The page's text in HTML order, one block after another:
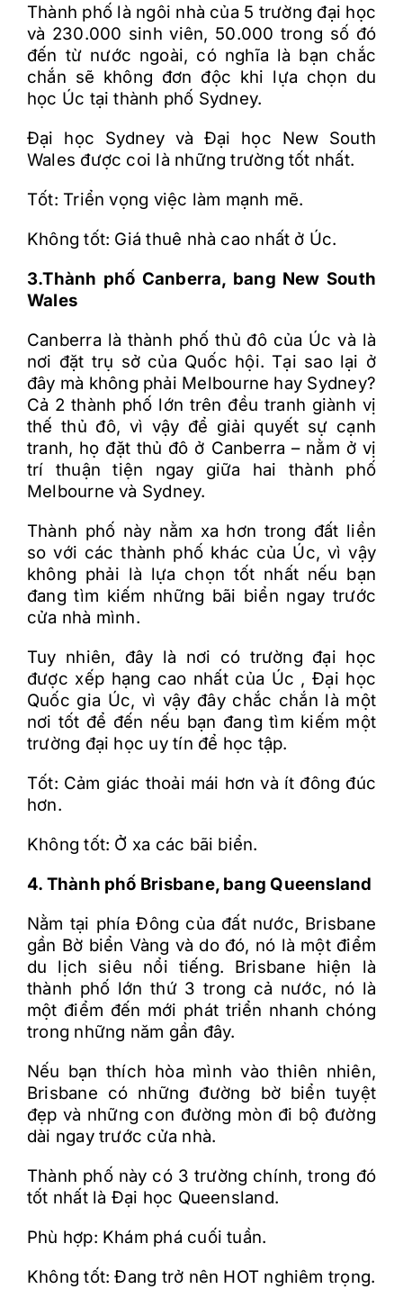
Thành phố là ngôi nhà của 5 trường đại học
và 230.000 sinh viên, 50.000 trong số đó
đến từ nước ngoài, có nghĩa là bạn chắc
chắn sẽ không đơn độc khi lựa chọn du
học Úc tại thành phố Sydney.
Đại học Sydney và Đại học New South
Wales được coi là những trường tốt nhất.
Tốt: Triển vọng việc làm mạnh mẽ.
Không tốt: Giá thuê nhà cao nhất ở Úc.
3.Thành phố Canberra, bang New South
Wales
Canberra là thành phố thủ đô của Úc và là
nơi đặt trụ sở của Quốc hội. Tại sao lại ở
đây mà không phải Melbourne hay Sydney?
Cả 2 thành phố lớn trên đều tranh giành vị
thế thủ đô, vì vậy để giải quyết sự cạnh
tranh, họ đặt thủ đô ở Canberra – nằm ở vị
trí thuận tiện ngay giữa hai thành phố
Melbourne và Sydney.
Thành phố này nằm xa hơn trong đất liền
so với các thành phố khác của Úc, vì vậy
không phải là lựa chọn tốt nhất nếu bạn
đang tìm kiếm những bãi biển ngay trước
cửa nhà mình.
Tuy nhiên, đây là nơi có trường đại học
được xếp hạng cao nhất của Úc , Đại học
Quốc gia Úc, vì vậy đây chắc chắn là một
nơi tốt để đến nếu bạn đang tìm kiếm một
trường đại học uy tín để học tập.
Tốt: Cảm giác thoải mái hơn và ít đông đúc
hơn.
Không tốt: Ở xa các bãi biển.
4. Thành phố Brisbane, bang Queensland
Nằm tại phía Đông của đất nước, Brisbane
gần Bờ biển Vàng và do đó, nó là một điểm
du lịch siêu nổi tiếng. Brisbane hiện là
thành phố lớn thứ 3 trong cả nước, nó là
một điểm đến mới phát triển nhanh chóng
trong những năm gần đây.
Nếu bạn thích hòa mình vào thiên nhiên,
Brisbane có những đường bờ biển tuyệt
đẹp và những con đường mòn đi bộ đường
dài ngay trước cửa nhà.
Thành phố này có 3 trường chính, trong đó
tốt nhất là Đại học Queensland.
Phù hợp: Khám phá cuối tuần.
Không tốt: Đang trở nên HOT nghiêm trọng.